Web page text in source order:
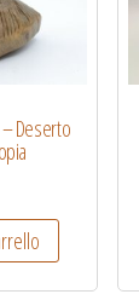
– Deserto